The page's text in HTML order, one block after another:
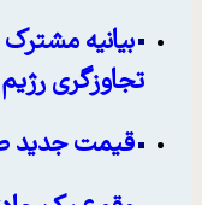
بیانیه
تجاوزگری
قیمت جدید طلا و